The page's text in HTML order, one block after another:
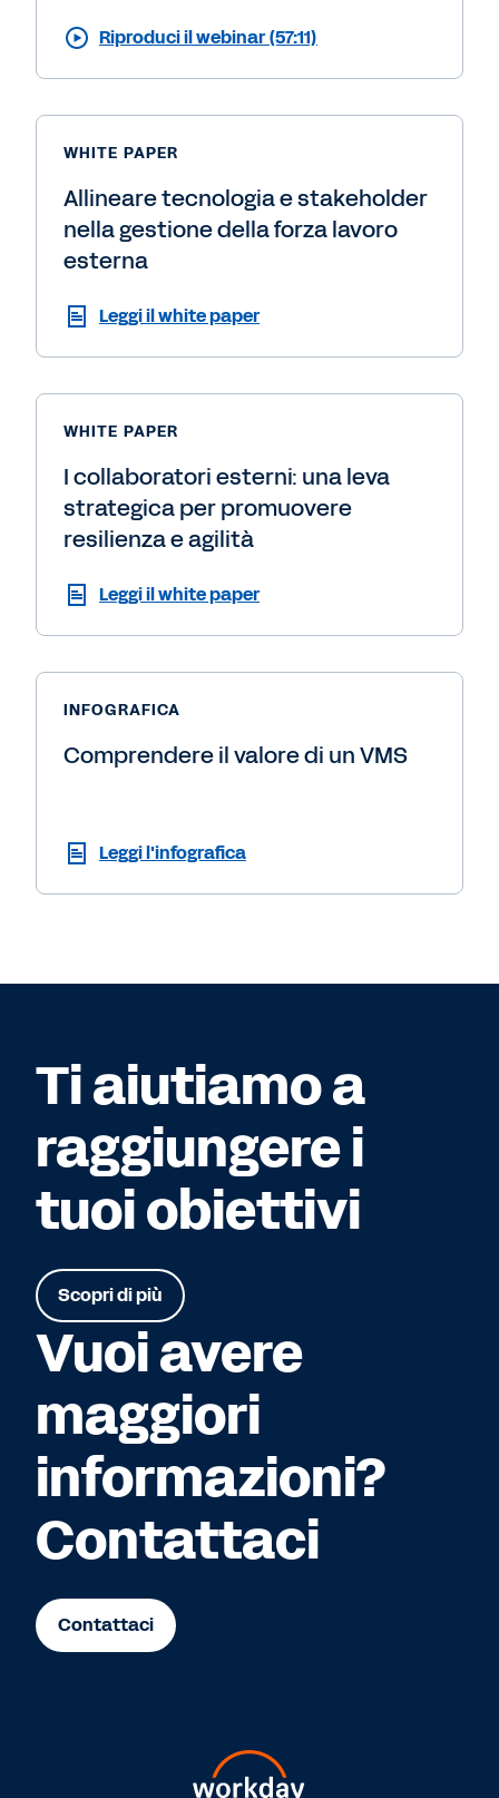
Riproduci il webinar (57:11)
WHITE PAPER
Allineare tecnologia e stakeholder
nella gestione della forza lavoro
esterna
Leggi il white paper
WHITE PAPER
I collaboratori esterni: una leva
strategica per promuovere
resilienza e agilità
Leggi il white paper
INFOGRAFICA
Comprendere il valore di un VMS
Leggi l'infografica
Ti aiutiamo a
raggiungere i
tuoi obiettivi
Scopri di più
Vuoi avere
maggiori
informazioni?
Contattaci
Contattaci